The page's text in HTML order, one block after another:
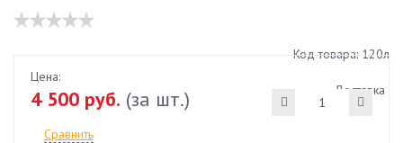
Код товара: 120л
Доставка
Цена:
4 500 руб. (за шт.)
Сравнить